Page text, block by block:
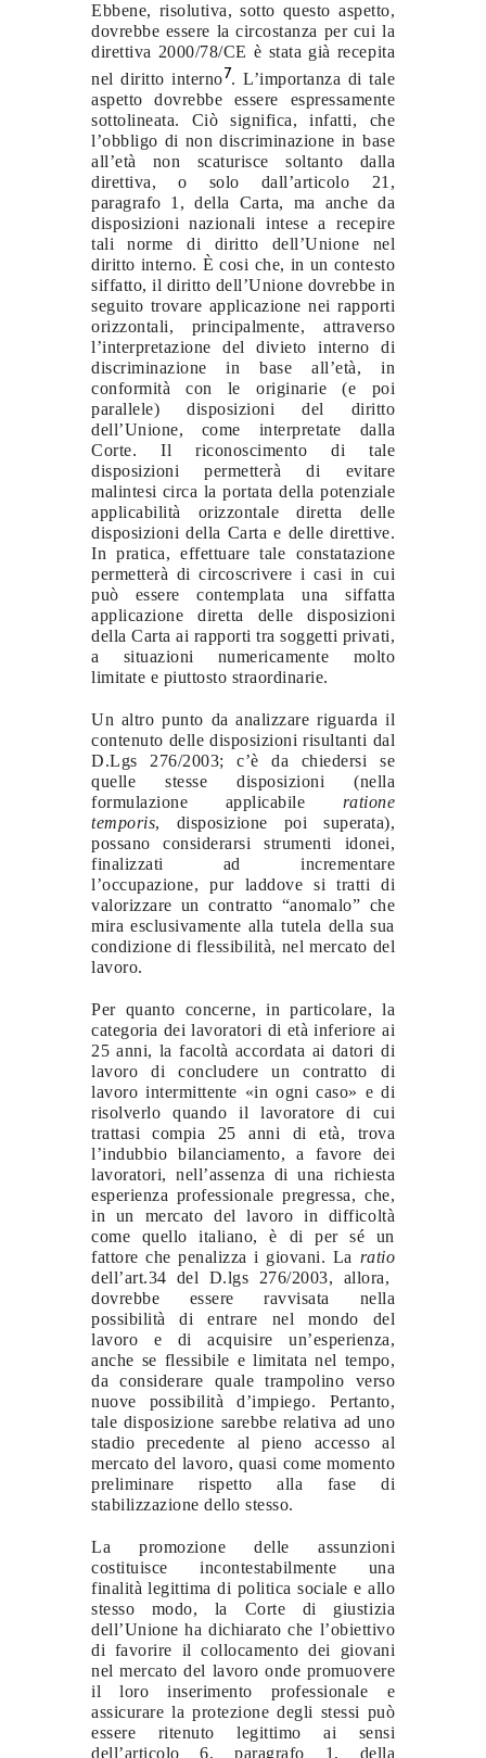
Ebbene, risolutiva, sotto questo aspetto,
dovrebbe essere la circostanza per cui la
direttiva 2000/78/CE è stata già recepita
nel diritto interno7. L’importanza di tale
aspetto dovrebbe essere espressamente
sottolineata. Ciò significa, infatti, che
l’obbligo di non discriminazione in base
all’età non scaturisce soltanto dalla
direttiva, o solo dall’articolo 21,
paragrafo 1, della Carta, ma anche da
disposizioni nazionali intese a recepire
tali norme di diritto dell’Unione nel
diritto interno. È cosi che, in un contesto
siffatto, il diritto dell’Unione dovrebbe in
seguito trovare applicazione nei rapporti
orizzontali, principalmente, attraverso
l’interpretazione del divieto interno di
discriminazione in base all’età, in
conformità con le originarie (e poi
parallele) disposizioni del diritto
dell’Unione, come interpretate dalla
Corte. Il riconoscimento di tale
disposizioni permetterà di evitare
malintesi circa la portata della potenziale
applicabilità orizzontale diretta delle
disposizioni della Carta e delle direttive.
In pratica, effettuare tale constatazione
permetterà di circoscrivere i casi in cui
può essere contemplata una siffatta
applicazione diretta delle disposizioni
della Carta ai rapporti tra soggetti privati,
a situazioni numericamente molto
limitate e piuttosto straordinarie.
Un altro punto da analizzare riguarda il
contenuto delle disposizioni risultanti dal
D.Lgs 276/2003; c’è da chiedersi se
quelle stesse disposizioni (nella
formulazione applicabile ratione
temporis, disposizione poi superata),
possano considerarsi strumenti idonei,
finalizzati ad incrementare
l’occupazione, pur laddove si tratti di
valorizzare un contratto “anomalo” che
mira esclusivamente alla tutela della sua
condizione di flessibilità, nel mercato del
lavoro.
Per quanto concerne, in particolare, la
categoria dei lavoratori di età inferiore ai
25 anni, la facoltà accordata ai datori di
lavoro di concludere un contratto di
lavoro intermittente «in ogni caso» e di
risolverlo quando il lavoratore di cui
trattasi compia 25 anni di età, trova
l’indubbio bilanciamento, a favore dei
lavoratori, nell’assenza di una richiesta
esperienza professionale pregressa, che,
in un mercato del lavoro in difficoltà
come quello italiano, è di per sé un
fattore che penalizza i giovani. La ratio
dell’art.34 del D.lgs 276/2003, allora,
dovrebbe essere ravvisata nella
possibilità di entrare nel mondo del
lavoro e di acquisire un’esperienza,
anche se flessibile e limitata nel tempo,
da considerare quale trampolino verso
nuove possibilità d’impiego. Pertanto,
tale disposizione sarebbe relativa ad uno
stadio precedente al pieno accesso al
mercato del lavoro, quasi come momento
preliminare rispetto alla fase di
stabilizzazione dello stesso.
La promozione delle assunzioni
costituisce incontestabilmente una
finalità legittima di politica sociale e allo
stesso modo, la Corte di giustizia
dell’Unione ha dichiarato che l’obiettivo
di favorire il collocamento dei giovani
nel mercato del lavoro onde promuovere
il loro inserimento professionale e
assicurare la protezione degli stessi può
essere ritenuto legittimo ai sensi
dell’articolo 6, paragrafo 1, della